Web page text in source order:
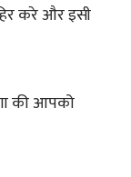
करे और इसी
की आपको